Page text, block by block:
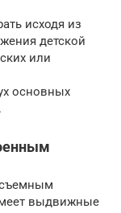
исходя из
детской
или
основных
выдвижные